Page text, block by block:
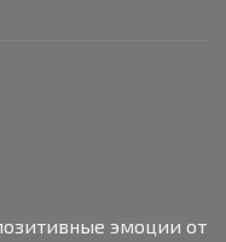
эмоции от